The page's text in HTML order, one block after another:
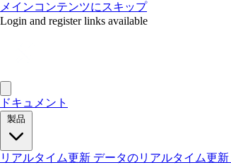
メインコンテンツにスキップ
Login and register links available
ドキュメント
製品
リアルタイム更新 データのリアルタイム更新